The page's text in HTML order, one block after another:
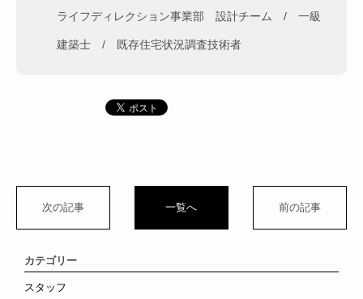
ライフディレクション事業部 設計チーム / 一級
建築士 / 既存住宅状況調査技術者
次の記事 一覧へ 前の記事
カテゴリー
スタッフ